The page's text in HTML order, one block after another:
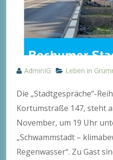
AdminIG Leben in
Die „Stadtgespräche“-
Kortumstraße 147, steht
November, um 19 Uhr
„Schwammstadt –
Regenwasser“. Zu Gast